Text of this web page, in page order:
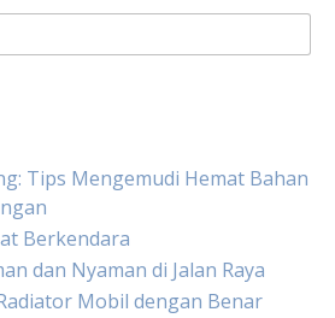
Tips Mengemudi Hemat Bahan
Berkendara
dan Nyaman di Jalan Raya
Mobil dengan Benar